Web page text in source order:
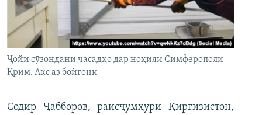
Ҷойи сӯзондани ҷасадҳо дар ноҳияи Симферополи
Қрим. Акс аз бойгонӣ
Содир Ҷабборов, раисҷумҳури Қирғизистон,